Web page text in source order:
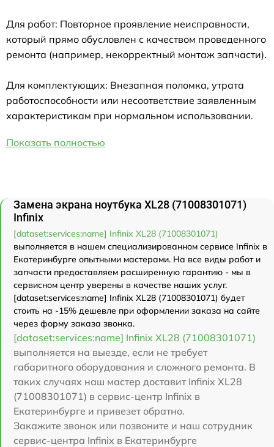
Для работ: Повторное проявление неисправности,
который прямо обусловлен с качеством проведенного
ремонта (например, некорректный монтаж запчасти).
Для комплектующих: Внезапная поломка, утрата
работоспособности или несоответствие заявленным
характеристикам при нормальном использовании.
Показать полностью
Замена экрана ноутбука XL28 (71008301071)
Infinix
[dataset:services:name] Infinix XL28 (71008301071)
выполняется в нашем специализированном сервисе Infinix в
Екатеринбурге опытными мастерами. На все виды работ и
запчасти предоставляем расширенную гарантию - мы в
сервисном центр уверены в качестве наших услуг.
[dataset:services:name] Infinix XL28 (71008301071) будет
стоить на -15% дешевле при оформлении заказа на сайте
через форму заказа звонка.
[dataset:services:name] Infinix XL28 (71008301071)
выполняется на выезде, если не требует
габаритного оборудования и сложного ремонта. В
таких случаях наш мастер доставит Infinix XL28
(71008301071) в сервис-центр Infinix в
Екатеринбурге и привезет обратно.
Закажите звонок или позвоните и наш сотрудник
сервис-центра Infinix в Екатеринбурге